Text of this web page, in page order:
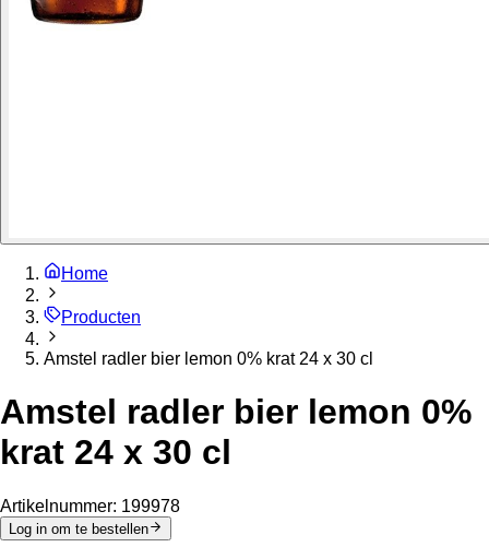
Home
Producten
Amstel radler bier lemon 0% krat 24 x 30 cl
Amstel radler bier lemon 0%
krat 24 x 30 cl
Artikelnummer: 199978
Log in om te bestellen